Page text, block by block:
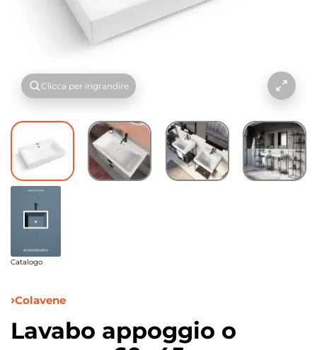
Clicca per ingrandire
Catalogo
Colavene
Lavabo appoggio o